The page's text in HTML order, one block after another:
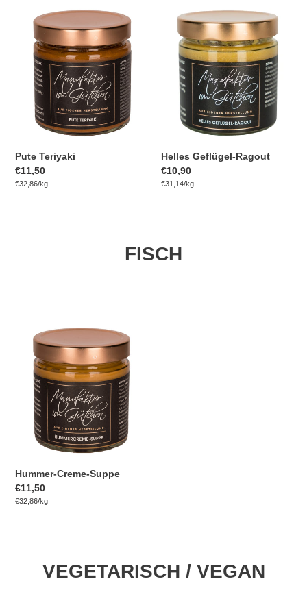
Teriyaki
Pute Teriyaki
Normaler
Preis
€11,50
Einzelpreis
€32,86/pro
kg
Helles
Geflügel-
Ragout
Helles Geflügel-Ragout
Normaler
Preis
€10,90
Einzelpreis
€31,14/pro
kg
FISCH
Hummer-
Creme-
Suppe
Hummer-Creme-Suppe
Normaler
Preis
€11,50
Einzelpreis
€32,86/pro
kg
VEGETARISCH / VEGAN